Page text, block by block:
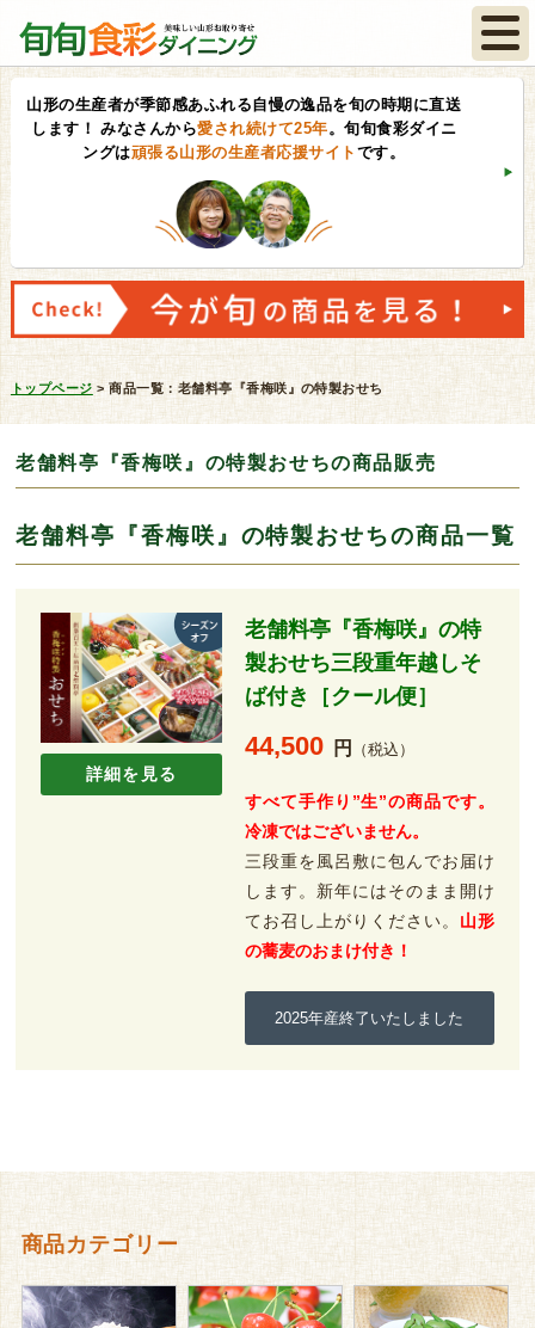
山形の生産者が季節感あふれる自慢の逸品を旬の時期に直送
します！ みなさんから愛され続けて25年。旬旬食彩ダイニ
ングは頑張る山形の生産者応援サイト です。
トップページ >商品一覧：老舗料亭『香梅咲』の特製おせち
老舗料亭『香梅咲』の特製おせちの商品販売
老舗料亭『香梅咲』の特製おせちの商品一覧
詳細を見る
老舗料亭『香梅咲』の特
製おせち三段重年越しそ
ば付き［クール便］
44,500 円 （税込）
すべて手作り”生”の商品です。
冷凍ではございません。
三段重を風呂敷に包んでお届け
します。新年にはそのまま開け
てお召し上がりください。 山形
の蕎麦のおまけ付き！
2025年産終了いたしました
商品カテゴリー